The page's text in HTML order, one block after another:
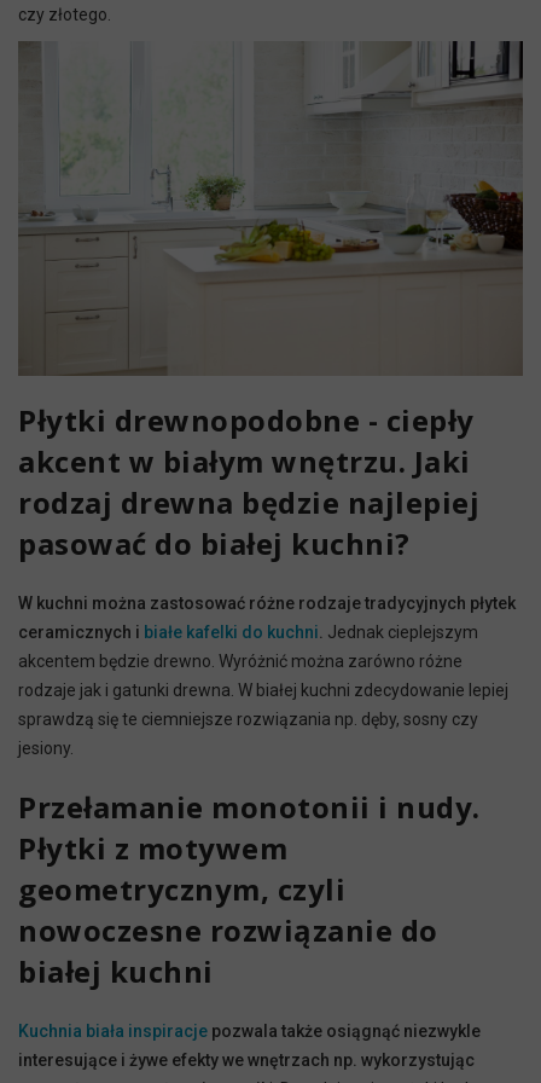
czy złotego.
Płytki drewnopodobne - ciepły
akcent w białym wnętrzu. Jaki
rodzaj drewna będzie najlepiej
pasować do białej kuchni?
W kuchni można zastosować różne rodzaje tradycyjnych płytek
ceramicznych i białe kafelki do kuchni. Jednak cieplejszym
akcentem będzie drewno. Wyróżnić można zarówno różne
rodzaje jak i gatunki drewna. W białej kuchni zdecydowanie lepiej
sprawdzą się te ciemniejsze rozwiązania np. dęby, sosny czy
jesiony.
Przełamanie monotonii i nudy.
Płytki z motywem
geometrycznym, czyli
nowoczesne rozwiązanie do
białej kuchni
Kuchnia biała inspiracje pozwala także osiągnąć niezwykle
interesujące i żywe efekty we wnętrzach np. wykorzystując